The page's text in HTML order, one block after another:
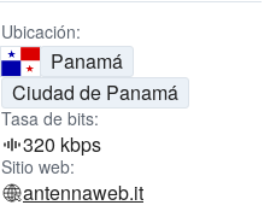
Ubicación:
Panamá
Ciudad de Panamá
Tasa de bits:
320 kbps
Sitio web:
antennaweb.it